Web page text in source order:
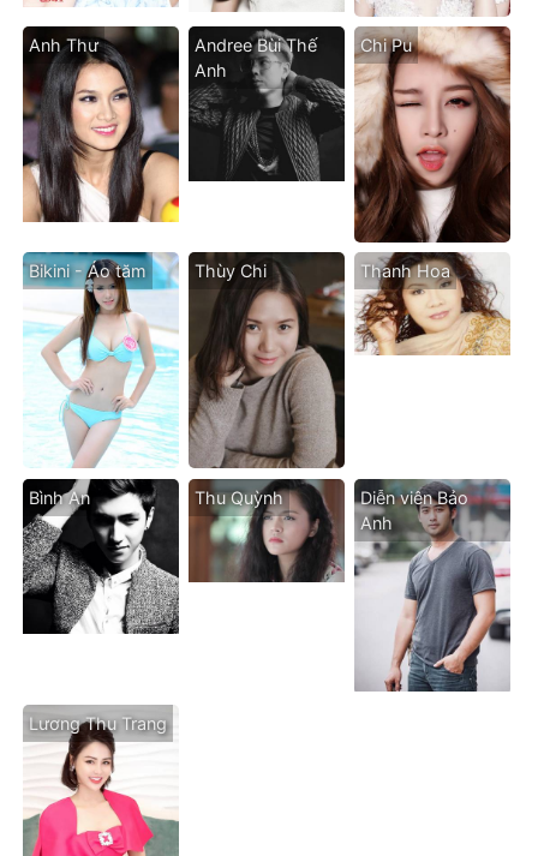
Anh Thư
Andree Bùi Thế
Anh
Chi Pu
Bikini - Áo tăm Thùy Chi Thanh Hoa
Bình An Thu Quỳnh
Diễn viên Bảo
Anh
Lương Thu Trang